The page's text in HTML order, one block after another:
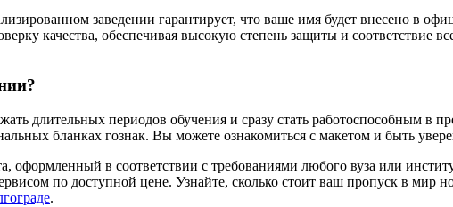
заведении гарантирует, что ваше имя будет внесено в
качества, обеспечивая высокую степень защиты и соответствие
длительных периодов обучения и сразу стать работоспособным
бланках гознак. Вы можете ознакомиться с макетом и быть
оформленный в соответствии с требованиями любого вуза или
по доступной цене. Узнайте, сколько стоит ваш пропуск в мир
.